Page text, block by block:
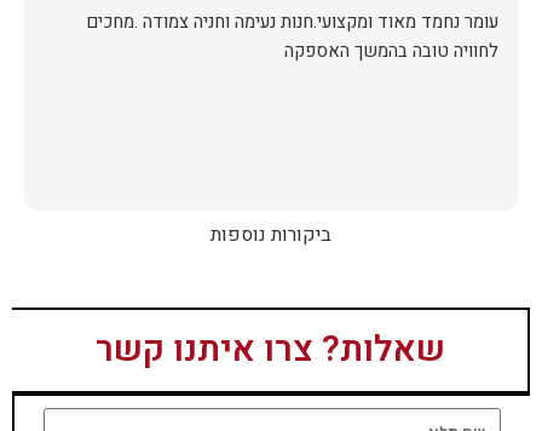
עומר נחמד מאוד ומקצועי.חנות נעימה וחניה צמודה .מחכים
לחוויה טובה בהמשך האספקה
ביקורות נוספות
שאלות? צרו איתנו קשר